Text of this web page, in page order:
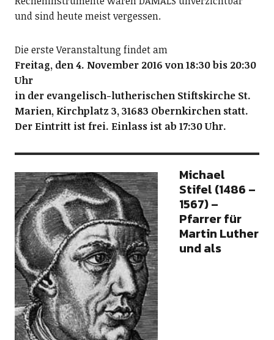
und sind heute meist vergessen.
Die erste Veranstaltung findet am
Freitag, den 4. November 2016 von 18:30 bis 20:30
Uhr
in der evangelisch-lutherischen Stiftskirche St.
Marien, Kirchplatz 3, 31683 Obernkirchen statt.
Der Eintritt ist frei. Einlass ist ab 17:30 Uhr.
Michael
Stifel (1486 –
1567) –
Pfarrer für
Martin Luther
und als